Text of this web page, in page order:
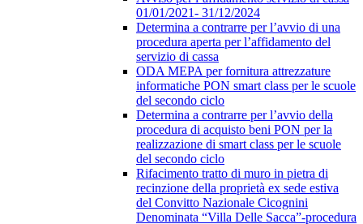
01/01/2021- 31/12/2024
Determina a contrarre per l’avvio di una
procedura aperta per l’affidamento del
servizio di cassa
ODA MEPA per fornitura attrezzature
informatiche PON smart class per le scuole
del secondo ciclo
Determina a contrarre per l’avvio della
procedura di acquisto beni PON per la
realizzazione di smart class per le scuole
del secondo ciclo
Rifacimento tratto di muro in pietra di
recinzione della proprietà ex sede estiva
del Convitto Nazionale Cicognini
Denominata “Villa Delle Sacca”-procedura